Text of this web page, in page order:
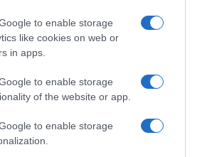
to enable storage
like cookies on web or
in apps.
to enable storage
of the website or app.
to enable storage
Όλους 2026-2027: Αιτήσεις,
δικαιούχοι & ποσά